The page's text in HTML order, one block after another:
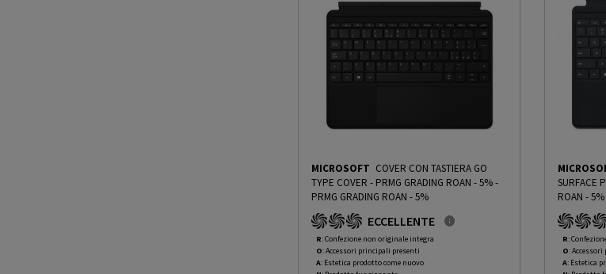
MICROSOFT COVER CON TASTIERA GO
TYPE COVER - PRMG GRADING ROAN - 5%-
PRMG GRADING ROAN - 5%
ECCELLENTE
R: Confezione non originale integra
O: Accessori principali presenti
A: Estetica prodotto come nuovo
SURFACE PRO
ROAN - 5%
R:
O:
A: Estetica